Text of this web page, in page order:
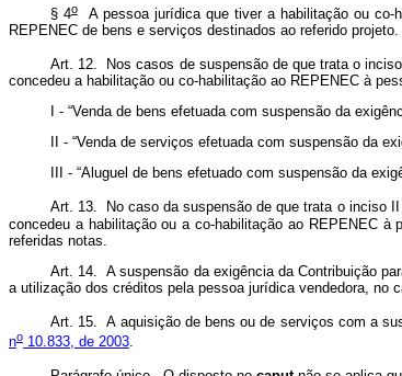
§ 4oA pessoa jurídica que tiver a habilitação ou co-
REPENEC de bens e serviços destinados ao referido projeto.
Art. 12. Nos casos de suspensão de que trata o
concedeu a habilitação ou co-habilitação ao REPENEC à
I - “Venda de bens efetuada com suspensão da
II - “Venda de serviços efetuada com suspensão da
III - “Aluguel de bens efetuado com suspensão da
Art. 13. No caso da suspensão de que trata o inciso
concedeu a habilitação ou a co-habilitação ao REPENEC
referidas notas.
Art. 14. A suspensão da exigência da Contribuição
a utilização dos créditos pela pessoa jurídica vendedora, no
Art. 15. A aquisição de bens ou de serviços com a
no 10.833, de 2003.